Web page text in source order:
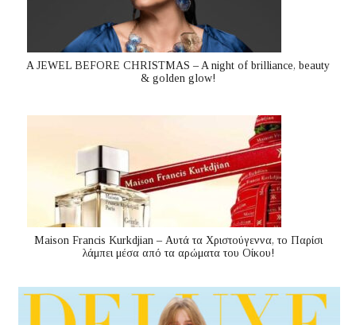
A JEWEL BEFORE CHRISTMAS – A night of brilliance, beauty
& golden glow!
Maison Francis Kurkdjian – Αυτά τα Χριστούγεννα, το Παρίσι
λάμπει μέσα από τα αρώματα του Οίκου!